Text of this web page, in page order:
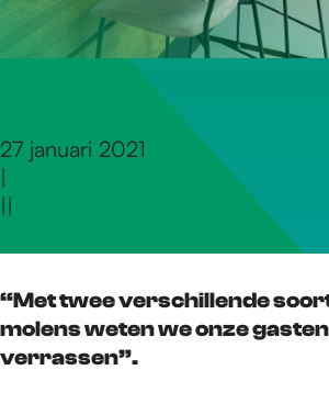
r
e
h
o
27 januari 2021
|
||
“Met twee verschillende
molens weten we onze
verrassen”.